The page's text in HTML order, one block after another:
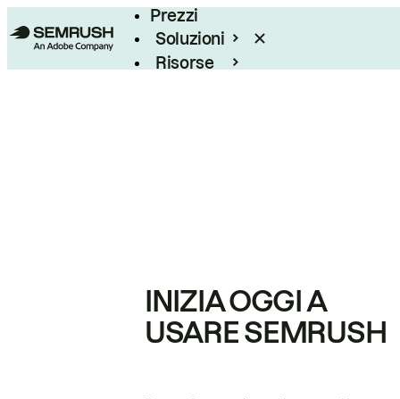
Prezzi
Soluzioni
Risorse
INIZIA OGGI A
USARE SEMRUSH